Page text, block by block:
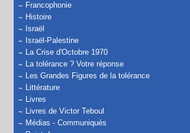
Francophonie
Histoire
Israël
Israël-Palestine
La Crise d'Octobre 1970
La tolérance ? Votre réponse
Les Grandes Figures de la tolérance
Littérature
Livres
Livres de Victor Teboul
Médias - Communiqués